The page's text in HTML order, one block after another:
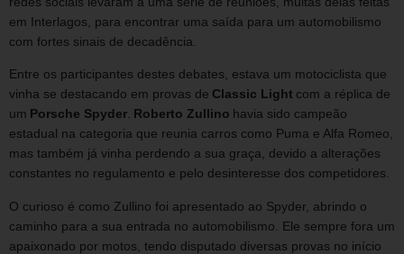
em Interlagos, para encontrar uma saída para um automobilismo
com fortes sinais de decadência.
Entre os participantes destes debates, estava um motociclista que
vinha se destacando em provas de Classic Light com a réplica de
um Porsche Spyder. Roberto Zullino havia sido campeão
estadual na categoria que reunia carros como Puma e Alfa Romeo,
mas também já vinha perdendo a sua graça, devido a alterações
constantes no regulamento e pelo desinteresse dos competidores.
O curioso é como Zullino foi apresentado ao Spyder, abrindo o
caminho para a sua entrada no automobilismo. Ele sempre fora um
apaixonado por motos, tendo disputado diversas provas no início